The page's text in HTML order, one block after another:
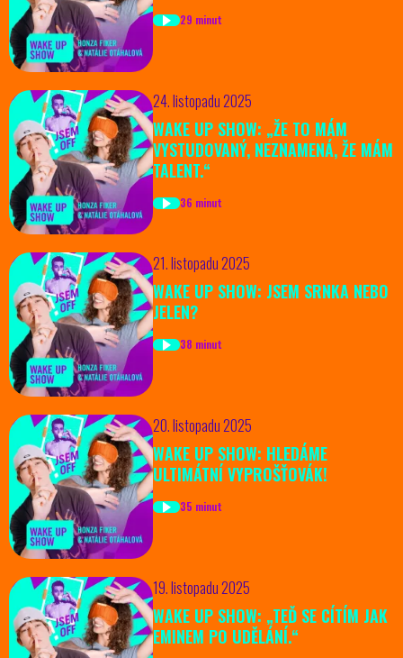
29 minut
24. listopadu 2025
WAKE UP SHOW: „ŽE TO MÁM
VYSTUDOVANÝ, NEZNAMENÁ, ŽE MÁM
TALENT.“
36 minut
21. listopadu 2025
WAKE UP SHOW: JSEM SRNKA NEBO
JELEN?
38 minut
20. listopadu 2025
WAKE UP SHOW: HLEDÁME
ULTIMÁTNÍ VYPROŠŤOVÁK!
35 minut
19. listopadu 2025
WAKE UP SHOW: „TEĎ SE CÍTÍM JAK
EMINEM PO UDĚLÁNÍ.“